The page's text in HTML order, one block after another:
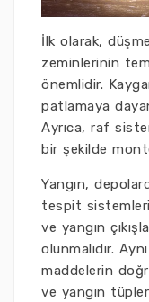
İlk olarak,
zeminlerinin
önemlidir.
patlamaya
Ayrıca, raf
bir şekilde
Yangın,
tespit
ve yangın
olunmalıdır.
maddelerin
ve yangın